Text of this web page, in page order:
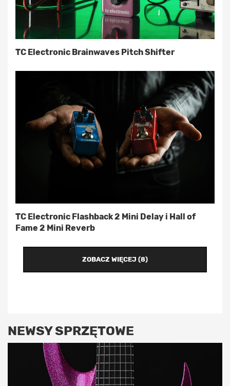
TC Electronic Brainwaves Pitch Shifter
TC Electronic Flashback 2 Mini Delay i Hall of
Fame 2 Mini Reverb
ZOBACZ WIĘCEJ (8)
NEWSY SPRZĘTOWE